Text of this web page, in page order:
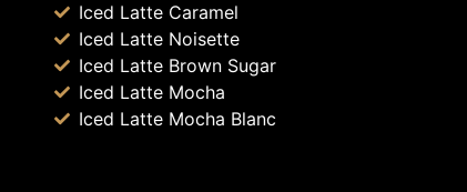
Iced Latte Caramel
Iced Latte Noisette
Iced Latte Brown Sugar
Iced Latte Mocha
Iced Latte Mocha Blanc